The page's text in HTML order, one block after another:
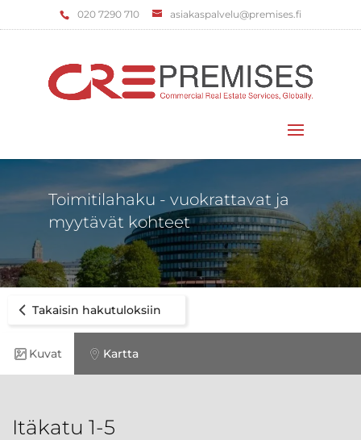
‌020 7290 710 asiakaspalvelu@premises.fi
Toimitilahaku - vuokrattavat ja
myytävät kohteet
Takaisin hakutuloksiin
Kuvat Kartta
Itäkatu 1-5